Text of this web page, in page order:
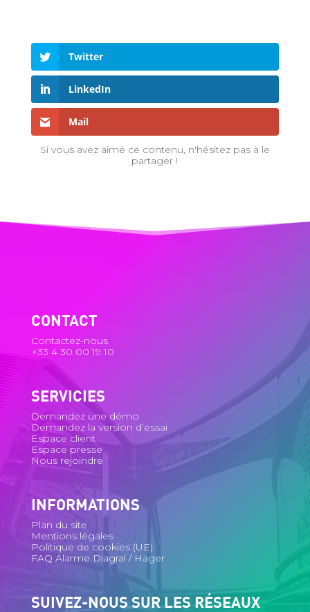
Twitter
LinkedIn
Mail
Si vous avez aimé ce contenu, n'hésitez pas à le
partager !
CONTACT
Contactez-nous
+33 4 30 00 19 10
SERVICIES
Demandez une démo
Demandez la version d’essai
Espace client
Espace presse
Nous rejoindre
INFORMATIONS
Plan du site
Mentions légales
Politique de cookies (UE)
FAQ Alarme Diagral / Hager
SUIVEZ-NOUS SUR LES RÉSEAUX